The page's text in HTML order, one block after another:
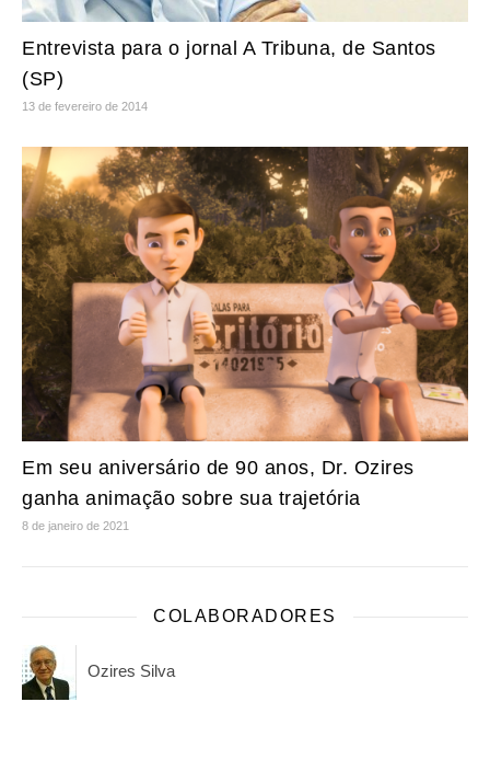
Entrevista para o jornal A Tribuna, de Santos
(SP)
13 de fevereiro de 2014
Em seu aniversário de 90 anos, Dr. Ozires
ganha animação sobre sua trajetória
8 de janeiro de 2021
COLABORADORES
Ozires Silva